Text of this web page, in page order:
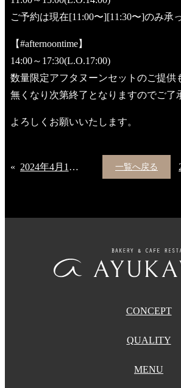
ご予約は現在[11:00〜][11:30〜]のみ承
【#afternoontime】
14:00～17:30(L.O.17:00)
数量限定アフタヌーンセットのご提供
無くなり次第終了となりますのでご了
よろしくお願いいたします。
« 2024年4月1日（月）より発売開始「春のドリンク」 一覧へ戻る
CONCEPT
QUALITY
MENU